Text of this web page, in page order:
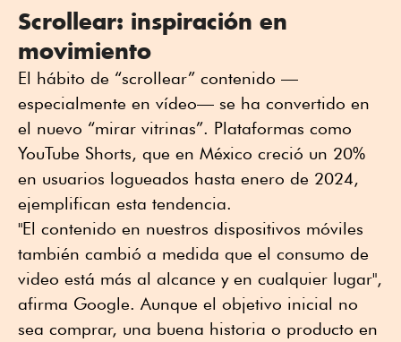
Scrollear: inspiración en
movimiento
El hábito de “scrollear” contenido —
especialmente en vídeo— se ha convertido en
el nuevo “mirar vitrinas”. Plataformas como
YouTube Shorts, que en México creció un 20%
en usuarios logueados hasta enero de 2024,
ejemplifican esta tendencia.
"El contenido en nuestros dispositivos móviles
también cambió a medida que el consumo de
video está más al alcance y en cualquier lugar",
afirma Google. Aunque el objetivo inicial no
sea comprar, una buena historia o producto en